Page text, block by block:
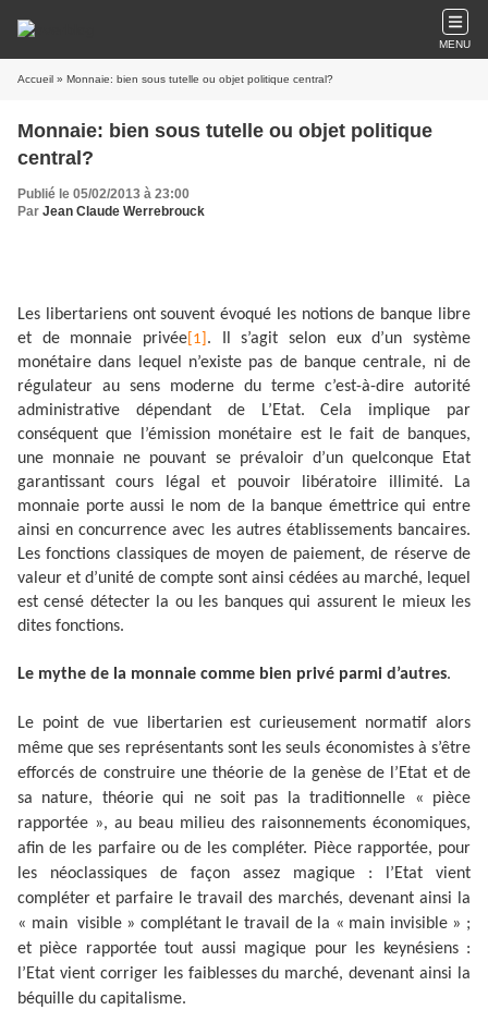
MENU
Accueil » Monnaie: bien sous tutelle ou objet politique central?
Monnaie: bien sous tutelle ou objet politique
central?
Publié le 05/02/2013 à 23:00
Par Jean Claude Werrebrouck
Les libertariens ont souvent évoqué les notions de banque libre
et de monnaie privée [1] . Il s’agit selon eux d’un système
monétaire dans lequel n’existe pas de banque centrale, ni de
régulateur au sens moderne du terme c’est-à-dire autorité
administrative dépendant de L’Etat. Cela implique par
conséquent que l’émission monétaire est le fait de banques,
une monnaie ne pouvant se prévaloir d’un quelconque Etat
garantissant cours légal et pouvoir libératoire illimité. La
monnaie porte aussi le nom de la banque émettrice qui entre
ainsi en concurrence avec les autres établissements bancaires.
Les fonctions classiques de moyen de paiement, de réserve de
valeur et d’unité de compte sont ainsi cédées au marché, lequel
est censé détecter la ou les banques qui assurent le mieux les
dites fonctions.
Le mythe de la monnaie comme bien privé parmi d’autres.
Le point de vue libertarien est curieusement normatif alors
même que ses représentants sont les seuls économistes à s’être
efforcés de construire une théorie de la genèse de l’Etat et de
sa nature, théorie qui ne soit pas la traditionnelle « pièce
rapportée », au beau milieu des raisonnements économiques,
afin de les parfaire ou de les compléter. Pièce rapportée, pour
les néoclassiques de façon assez magique : l’Etat vient
compléter et parfaire le travail des marchés, devenant ainsi la
« main visible » complétant le travail de la « main invisible » ;
et pièce rapportée tout aussi magique pour les keynésiens :
l’Etat vient corriger les faiblesses du marché, devenant ainsi la
béquille du capitalisme.